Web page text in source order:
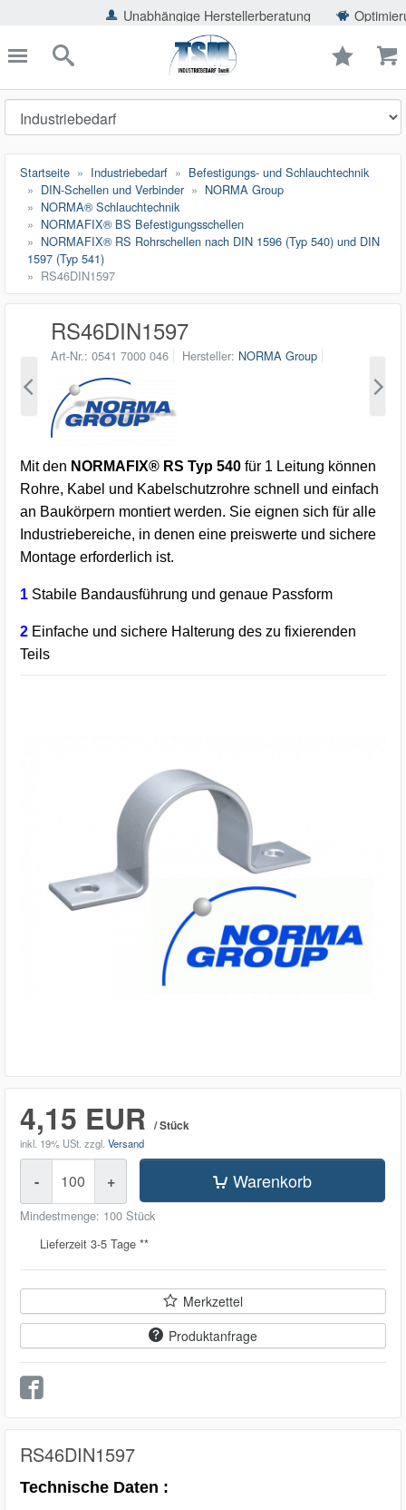
Unabhängige Herstellerberatung Optimierung der
schließen
Suche
Startseite Industriebedarf
Befestigungs- und Schlauchtechnik
DIN-Schellen und Verbinder
NORMA Group
NORMA® Schlauchtechnik
NORMAFIX® BS Befestigungsschellen
NORMAFIX® RS Rohrschellen nach DIN 1596 (Typ 540) und DIN
1597 (Typ 541)
RS46DIN1597
RS46DIN1597
Art-Nr. 0541 7000 046 Hersteller NORMA Group
Mit den NORMAFIX® RS Typ 540 für 1 Leitung können
Rohre, Kabel und Kabelschutzrohre schnell und einfach
an Baukörpern montiert werden. Sie eignen sich für alle
Industriebereiche, in denen eine preiswerte und sichere
Montage erforderlich ist.
1 Stabile Bandausführung und genaue Passform
2 Einfache und sichere Halterung des zu fixierenden
Teils
4,15 EUR / Stück
inkl. 19% USt. zzgl. Versand
- + Warenkorb
Mindestmenge: 100 Stück
Lieferzeit 3-5 Tage **
Merkzettel
Produktanfrage
RS46DIN1597
Technische Daten :